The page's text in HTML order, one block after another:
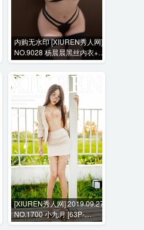
内购无水印 [XIUREN秀人网]
NO.9028 杨晨晨黑丝内衣+花
絮视频 [102P+1V-1012MB]
[XIUREN秀人网] 2019.09.27
NO.1700 小九月 [63P-
232MB]